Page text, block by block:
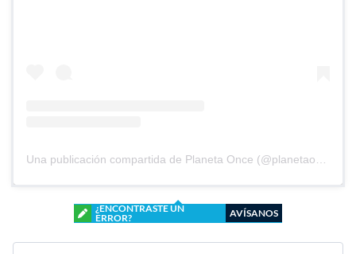
¿ENCONTRASTE UN
ERROR?
AVÍSANOS